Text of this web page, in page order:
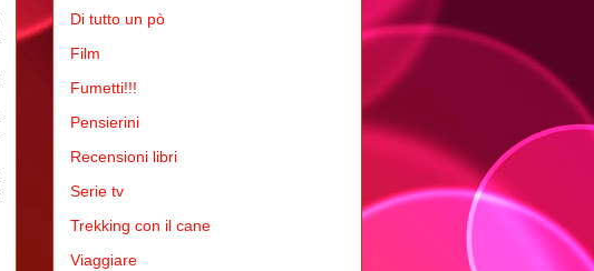
Di tutto un pò
Film
Fumetti!!!
Pensierini
Recensioni libri
Serie tv
Trekking con il cane
Viaggiare